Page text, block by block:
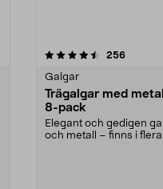
256
Galgar
Trägalgar med
8-pack
Elegant och gedigen
och metall – finns i flera
4.0av 5